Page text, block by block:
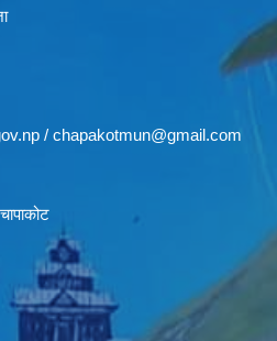
/ chapakotmun@gmail.com